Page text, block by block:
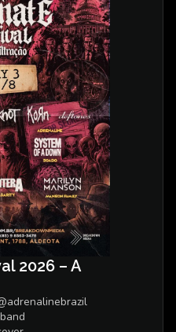
2026 – A